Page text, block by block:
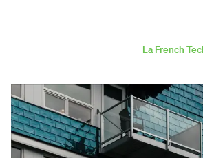
La French